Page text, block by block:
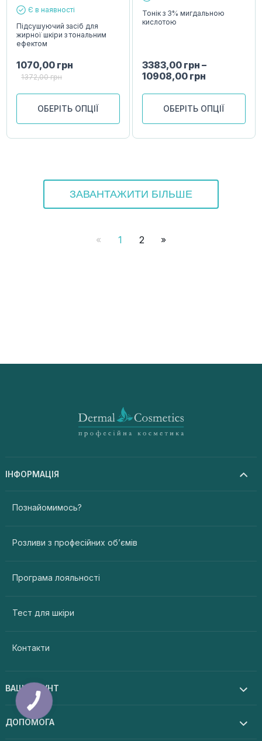
Є в наявності
Підсушуючий засіб для
жирної шкіри з тональним
ефектом
1070,00 грн
1372,00грн
ОБЕРІТЬ ОПЦІЇ
Тонік з 3% мигдальною
кислотою
3383,00 грн –
10908,00 грн
ОБЕРІТЬ ОПЦІЇ
ЗАВАНТАЖИТИ БІЛЬШЕ
« 1 2 »
ІНФОРМАЦІЯ
Познайомимось?
Розливи з професійних об’ємів
Програма лояльності
Тест для шкіри
Контакти
ВАШ АКАУНТ
ДОПОМОГА